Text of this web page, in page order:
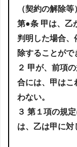
（契約の解除等
第●条 甲は、乙
判明した場合、
除することがで
２ 甲が、前項
合には、甲はこ
わない。
３ 第１項の規
は、乙は甲に対